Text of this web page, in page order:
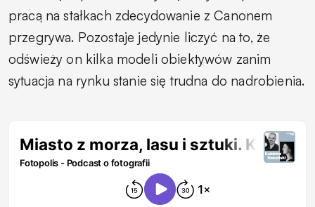
pracą na stałkach zdecydowanie z Canonem
przegrywa. Pozostaje jedynie liczyć na to, że
odświeży on kilka modeli obiektywów zanim
sytuacja na rynku stanie się trudna do nadrobienia.